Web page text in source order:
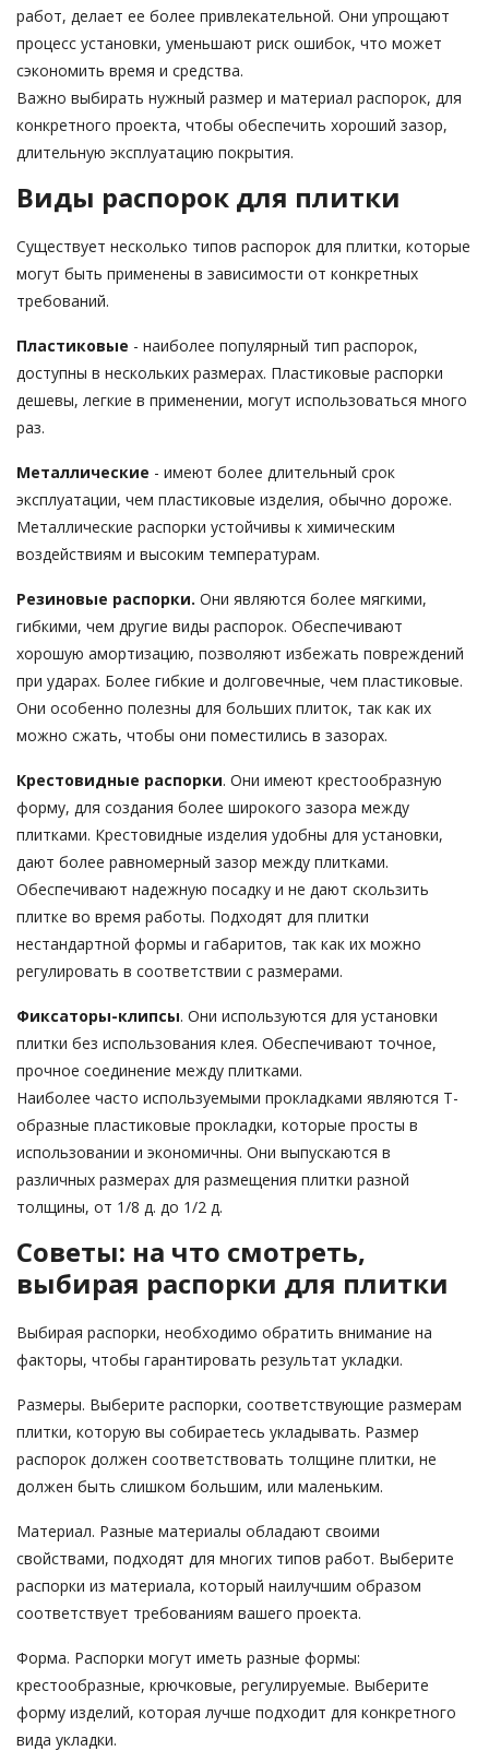
работ, делает ее более привлекательной. Они упрощают
процесс установки, уменьшают риск ошибок, что может
сэкономить время и средства.
Важно выбирать нужный размер и материал распорок, для
конкретного проекта, чтобы обеспечить хороший зазор,
длительную эксплуатацию покрытия.
Виды распорок для плитки
Существует несколько типов распорок для плитки, которые
могут быть применены в зависимости от конкретных
требований.
Пластиковые - наиболее популярный тип распорок,
доступны в нескольких размерах. Пластиковые распорки
дешевы, легкие в применении, могут использоваться много
раз.
Металлические - имеют более длительный срок
эксплуатации, чем пластиковые изделия, обычно дороже.
Металлические распорки устойчивы к химическим
воздействиям и высоким температурам.
Резиновые распорки. Они являются более мягкими,
гибкими, чем другие виды распорок. Обеспечивают
хорошую амортизацию, позволяют избежать повреждений
при ударах. Более гибкие и долговечные, чем пластиковые.
Они особенно полезны для больших плиток, так как их
можно сжать, чтобы они поместились в зазорах.
Крестовидные распорки. Они имеют крестообразную
форму, для создания более широкого зазора между
плитками. Крестовидные изделия удобны для установки,
дают более равномерный зазор между плитками.
Обеспечивают надежную посадку и не дают скользить
плитке во время работы. Подходят для плитки
нестандартной формы и габаритов, так как их можно
регулировать в соответствии с размерами.
Фиксаторы-клипсы. Они используются для установки
плитки без использования клея. Обеспечивают точное,
прочное соединение между плитками.
Наиболее часто используемыми прокладками являются Т-
образные пластиковые прокладки, которые просты в
использовании и экономичны. Они выпускаются в
различных размерах для размещения плитки разной
толщины, от 1/8 д. до 1/2 д.
Советы: на что смотреть,
выбирая распорки для плитки
Выбирая распорки, необходимо обратить внимание на
факторы, чтобы гарантировать результат укладки.
Размеры. Выберите распорки, соответствующие размерам
плитки, которую вы собираетесь укладывать. Размер
распорок должен соответствовать толщине плитки, не
должен быть слишком большим, или маленьким.
Материал. Разные материалы обладают своими
свойствами, подходят для многих типов работ. Выберите
распорки из материала, который наилучшим образом
соответствует требованиям вашего проекта.
Форма. Распорки могут иметь разные формы:
крестообразные, крючковые, регулируемые. Выберите
форму изделий, которая лучше подходит для конкретного
вида укладки.